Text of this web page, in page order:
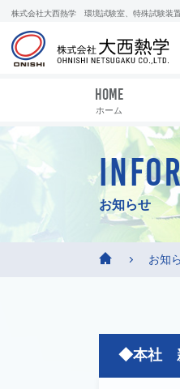
株式会社大西熱学 環境試験室、特殊試験装
HOME
ホーム
お知らせ
お知
◆本社 新